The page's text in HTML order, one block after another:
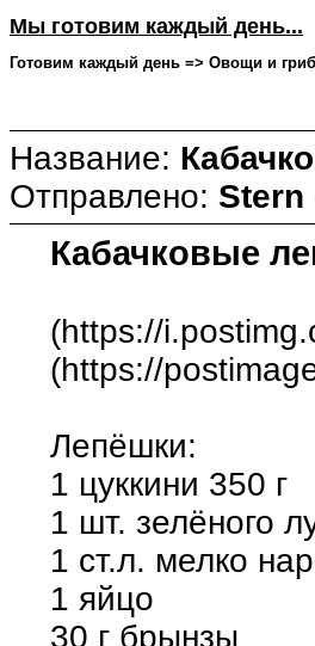
Мы готовим каждый день...
Готовим каждый день => Овощи и
Название:
Отправлено: Stern
Кабачковые
(https://
(https://
Лепёшки:
1 цуккини 350 г
1 шт. зелёного
1 ст.л. мелко
1 яйцо
30 г брынзы